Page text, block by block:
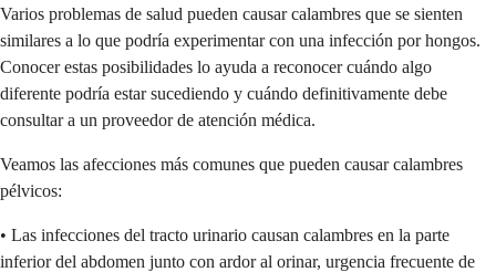
Varios problemas de salud pueden causar calambres que se sienten
similares a lo que podría experimentar con una infección por hongos.
Conocer estas posibilidades lo ayuda a reconocer cuándo algo
diferente podría estar sucediendo y cuándo definitivamente debe
consultar a un proveedor de atención médica.
Veamos las afecciones más comunes que pueden causar calambres
pélvicos:
• Las infecciones del tracto urinario causan calambres en la parte
inferior del abdomen junto con ardor al orinar, urgencia frecuente de